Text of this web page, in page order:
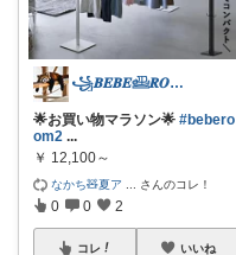
꧁𝑩𝑬𝑩𝑬𓊝𝑹𝑶𝑶𝑴꧂
🌟お買い物マラソン🌟 #bebero
om2 ...
￥ 12,100～
なかち🧸夏ア さんのコレ！
0 0 2
コレ いいね